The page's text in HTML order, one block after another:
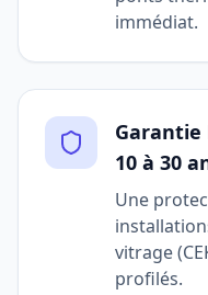
immédiat.
Garantie
10 à 30
Une
vitrage
profilés.